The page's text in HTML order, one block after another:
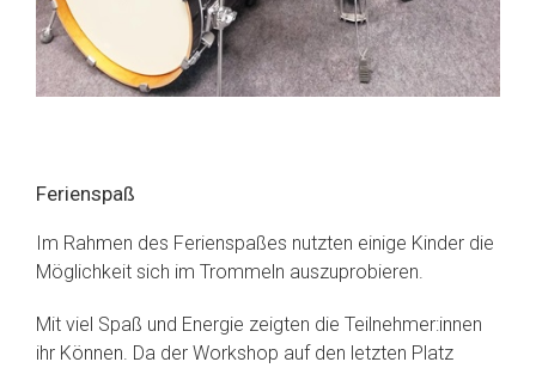
Ferienspaß
Im Rahmen des Ferienspaßes nutzten einige Kinder die
Möglichkeit sich im Trommeln auszuprobieren.
Mit viel Spaß und Energie zeigten die Teilnehmer:innen
ihr Können. Da der Workshop auf den letzten Platz